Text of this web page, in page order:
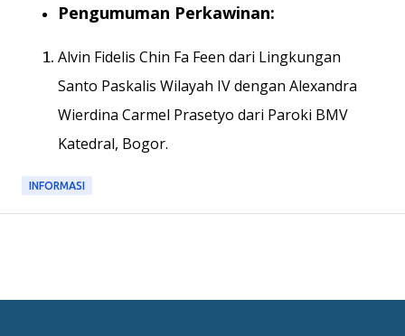
Pengumuman Perkawinan:
Alvin Fidelis Chin Fa Feen dari Lingkungan
Santo Paskalis Wilayah IV dengan Alexandra
Wierdina Carmel Prasetyo dari Paroki BMV
Katedral, Bogor.
INFORMASI